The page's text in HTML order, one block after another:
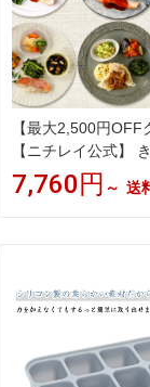
【最大2,500円OFF
【ニチレイ公式】
ぜん 魚メニュー8食
2食セット 冷凍弁当
イフーズ 自宅療養
味しい リモートワ
7,760円 ～ 送